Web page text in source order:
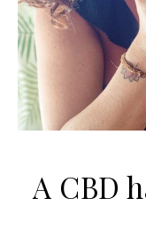
A CBD